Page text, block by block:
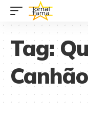
Tag:
Canhão